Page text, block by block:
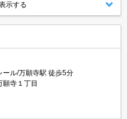
示する
ール/万願寺駅 徒歩5分
寺１丁目